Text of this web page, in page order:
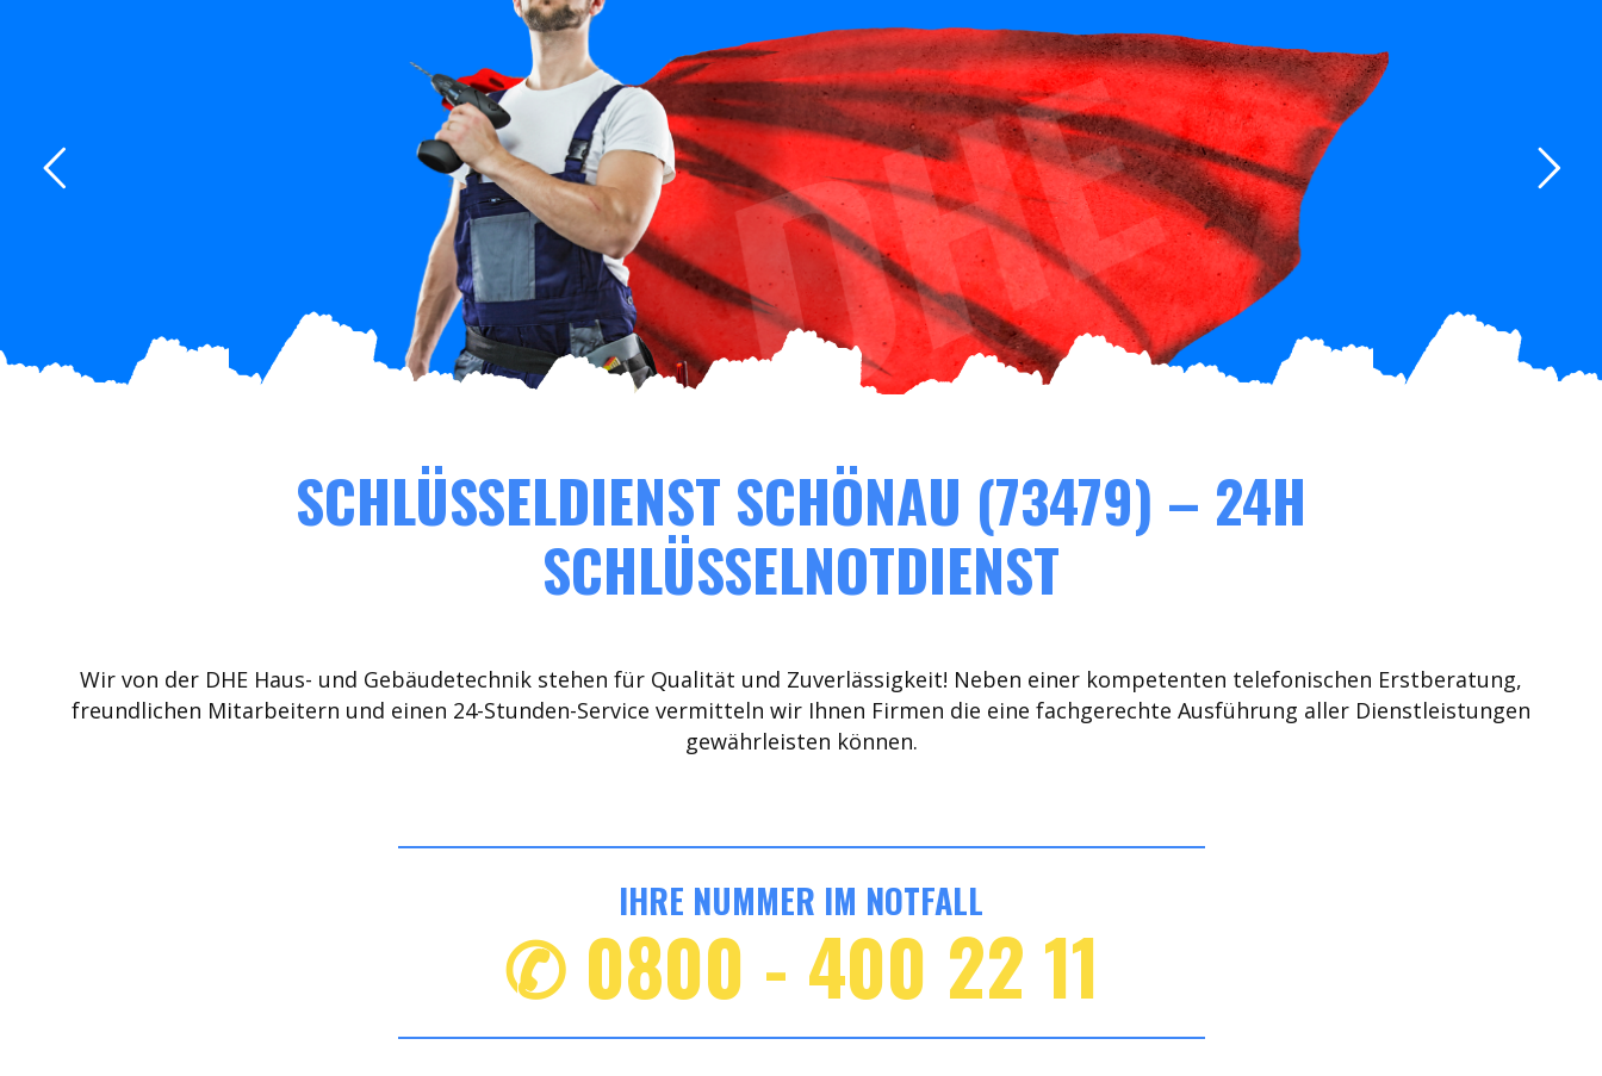
SCHLÜSSELDIENST SCHÖNAU (73479) – 24H
SCHLÜSSELNOTDIENST
Wir von der DHE Haus- und Gebäudetechnik stehen für Qualität und Zuverlässigkeit! Neben einer kompetenten telefonischen Erstberatung,
freundlichen Mitarbeitern und einen 24-Stunden-Service vermitteln wir Ihnen Firmen die eine fachgerechte Ausführung aller Dienstleistungen
gewährleisten können.
IHRE NUMMER IM NOTFALL
✆ 0800 - 400 22 11